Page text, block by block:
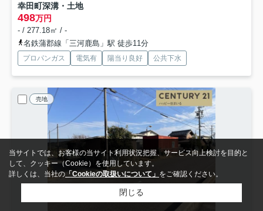
幸田町深溝・土地
498万円
- / 277.18㎡ / -
名鉄蒲郡線「三河鹿島」駅 徒歩11分
プロパンガス 電気有 陽当り良好 公共下水
売地
当サイトでは、お客様の当サイト利用状況把握、サービス向上検討を目的と
して、クッキー（Cookie）を使用しています。
詳しくは、当社の 「Cookieの取扱いについて」 をご確認ください。
閉じる